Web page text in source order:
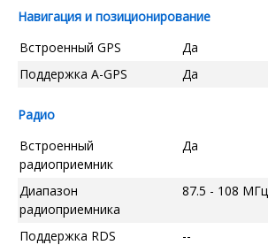
Навигация и позиционирование
Встроенный GPS
Да
Поддержка A-GPS
Да
Радио
Встроенный
радиоприемник
Да
Диапазон
радиоприемника
87.5 - 108 МГц
Поддержка RDS --